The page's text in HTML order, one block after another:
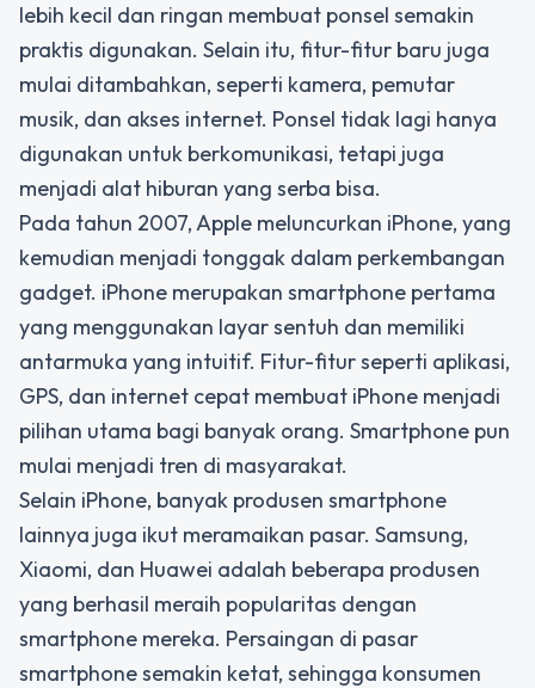
lebih kecil dan ringan membuat ponsel semakin
praktis digunakan. Selain itu, fitur-fitur baru juga
mulai ditambahkan, seperti kamera, pemutar
musik, dan akses internet. Ponsel tidak lagi hanya
digunakan untuk berkomunikasi, tetapi juga
menjadi alat hiburan yang serba bisa.
Pada tahun 2007, Apple meluncurkan iPhone, yang
kemudian menjadi tonggak dalam perkembangan
gadget. iPhone merupakan smartphone pertama
yang menggunakan layar sentuh dan memiliki
antarmuka yang intuitif. Fitur-fitur seperti aplikasi,
GPS, dan internet cepat membuat iPhone menjadi
pilihan utama bagi banyak orang. Smartphone pun
mulai menjadi tren di masyarakat.
Selain iPhone, banyak produsen smartphone
lainnya juga ikut meramaikan pasar. Samsung,
Xiaomi, dan Huawei adalah beberapa produsen
yang berhasil meraih popularitas dengan
smartphone mereka. Persaingan di pasar
smartphone semakin ketat, sehingga konsumen